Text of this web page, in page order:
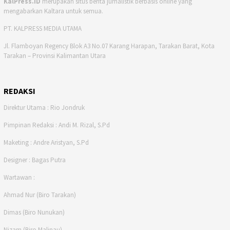
mengabarkan Kaltara untuk semua.
PT. KALPRESS MEDIA UTAMA
Jl. Flamboyan Regency Blok A3 No.07 Karang Harapan, Tarakan Barat, Kota
Tarakan – Provinsi Kalimantan Utara
REDAKSI
Direktur Utama : Rio Jondruk
Pimpinan Redaksi : Andi M. Rizal, S.Pd
Maketing : Andre Aristyan, S.Pd
Designer : Bagas Putra
Wartawan :
Ahmad Nur (Biro Tarakan)
Dimas (Biro Nunukan)